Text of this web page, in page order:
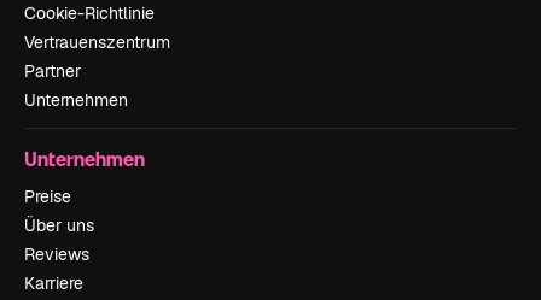
Cookie-Richtlinie
Vertrauenszentrum
Partner
Unternehmen
Unternehmen
Preise
Über uns
Reviews
Karriere